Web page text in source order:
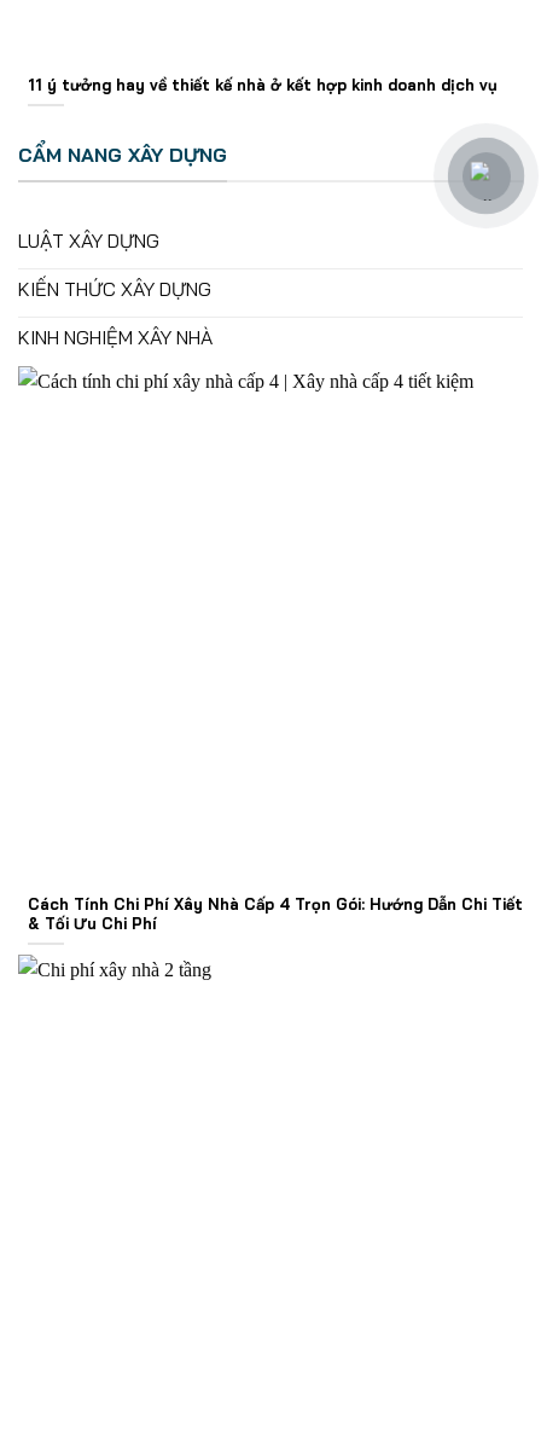
11 ý tưởng hay về thiết kế nhà ở kết hợp kinh doanh dịch vụ
CẨM NANG XÂY DỰNG
LUẬT XÂY DỰNG
KIẾN THỨC XÂY DỰNG
KINH NGHIỆM XÂY NHÀ
Cách Tính Chi Phí Xây Nhà Cấp 4 Trọn Gói: Hướng Dẫn Chi Tiết
& Tối Ưu Chi Phí